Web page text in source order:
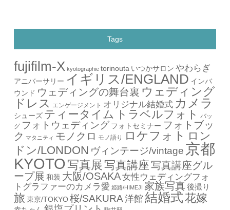
Tags
fujifilm-X kyotographie torinouta いつかサロン やわらぎ
アニバーサリー イギリス/ENGLAND インバ
ウンド ウェディングの舞台裏 ウェディング
ドレス エンゲージメント オリジナル結婚式 カメラ
シューズ ティータイム トラベルフォト
バッ
グ フォトウェディング フォトセミナー フォトブッ
ク マタニティ モノクロ モノ語り ロケフォト ロン
ドン/LONDON ヴィンテージ/vintage 京都
KYOTO 写真展 写真講座写真講座グル
ープ展 和装 大阪/OSAKA女性ウェディングフォ
トグラファーのカメラ愛 姫路/HIMEJI 家族写真 後撮り
旅 東京/TOKYO 桜/SAKURA 洋館 結婚式花嫁